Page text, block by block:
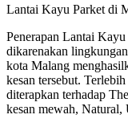
Lantai Kayu Parket di
Penerapan Lantai
dikarenakan
kota Malang
kesan tersebut.
diterapkan terhadap
kesan mewah, Natural,